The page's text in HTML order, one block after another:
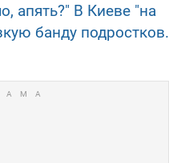
апять?" В Киеве "на
банду подростков.